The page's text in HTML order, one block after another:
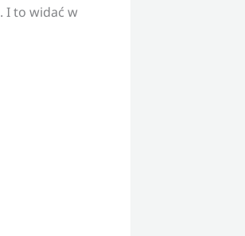
. I to widać w